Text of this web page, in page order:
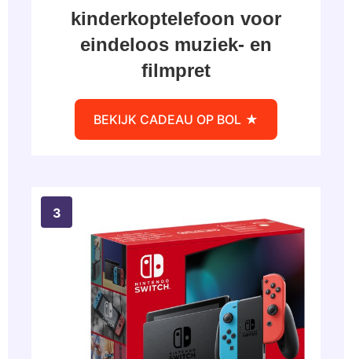
kinderkoptelefoon voor
eindeloos muziek- en
filmpret
BEKIJK CADEAU OP BOL